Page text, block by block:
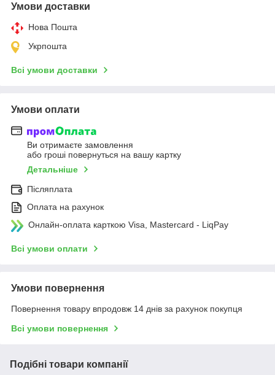
Умови доставки
Нова Пошта
Укрпошта
Всі умови доставки
Умови оплати
Ви отримаєте замовлення
або гроші повернуться на вашу картку
Детальніше
Післяплата
Оплата на рахунок
Онлайн-оплата карткою Visa, Mastercard - LiqPay
Всі умови оплати
Умови повернення
Повернення товару впродовж 14 днів за рахунок покупця
Всі умови повернення
Подібні товари компанії